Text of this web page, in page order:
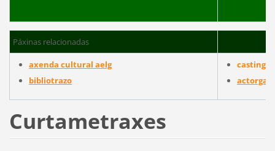
Páxinas relacionadas
axenda cultural aelg
bibliotrazo
actorgal
Curtametraxes